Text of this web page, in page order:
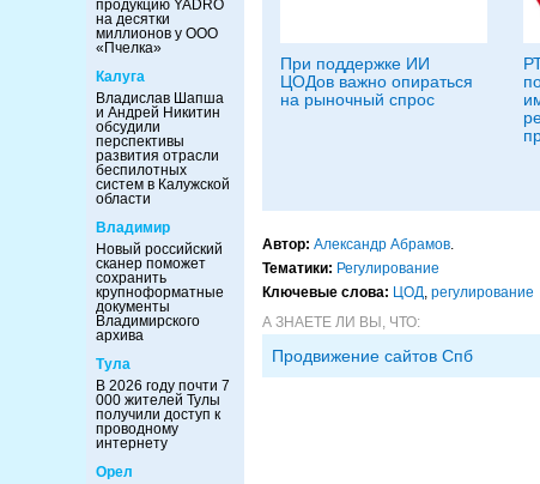
продукцию YADRO
на десятки
миллионов у ООО
«Пчелка»
Калуга
Владислав Шапша
и Андрей Никитин
обсудили
перспективы
развития отрасли
беспилотных
систем в Калужской
области
Владимир
Новый российский
сканер поможет
сохранить
крупноформатные
документы
Владимирского
архива
Тула
В 2026 году почти 7
000 жителей Тулы
получили доступ к
проводному
интернету
Орел
При поддержке ИИ
ЦОДов важно опираться
на рыночный спрос
Автор: Александр Абрамов.
Тематики: Регулирование
Ключевые слова: ЦОД, регулирование
А ЗНАЕТЕ ЛИ ВЫ, ЧТО:
Продвижение сайтов Спб